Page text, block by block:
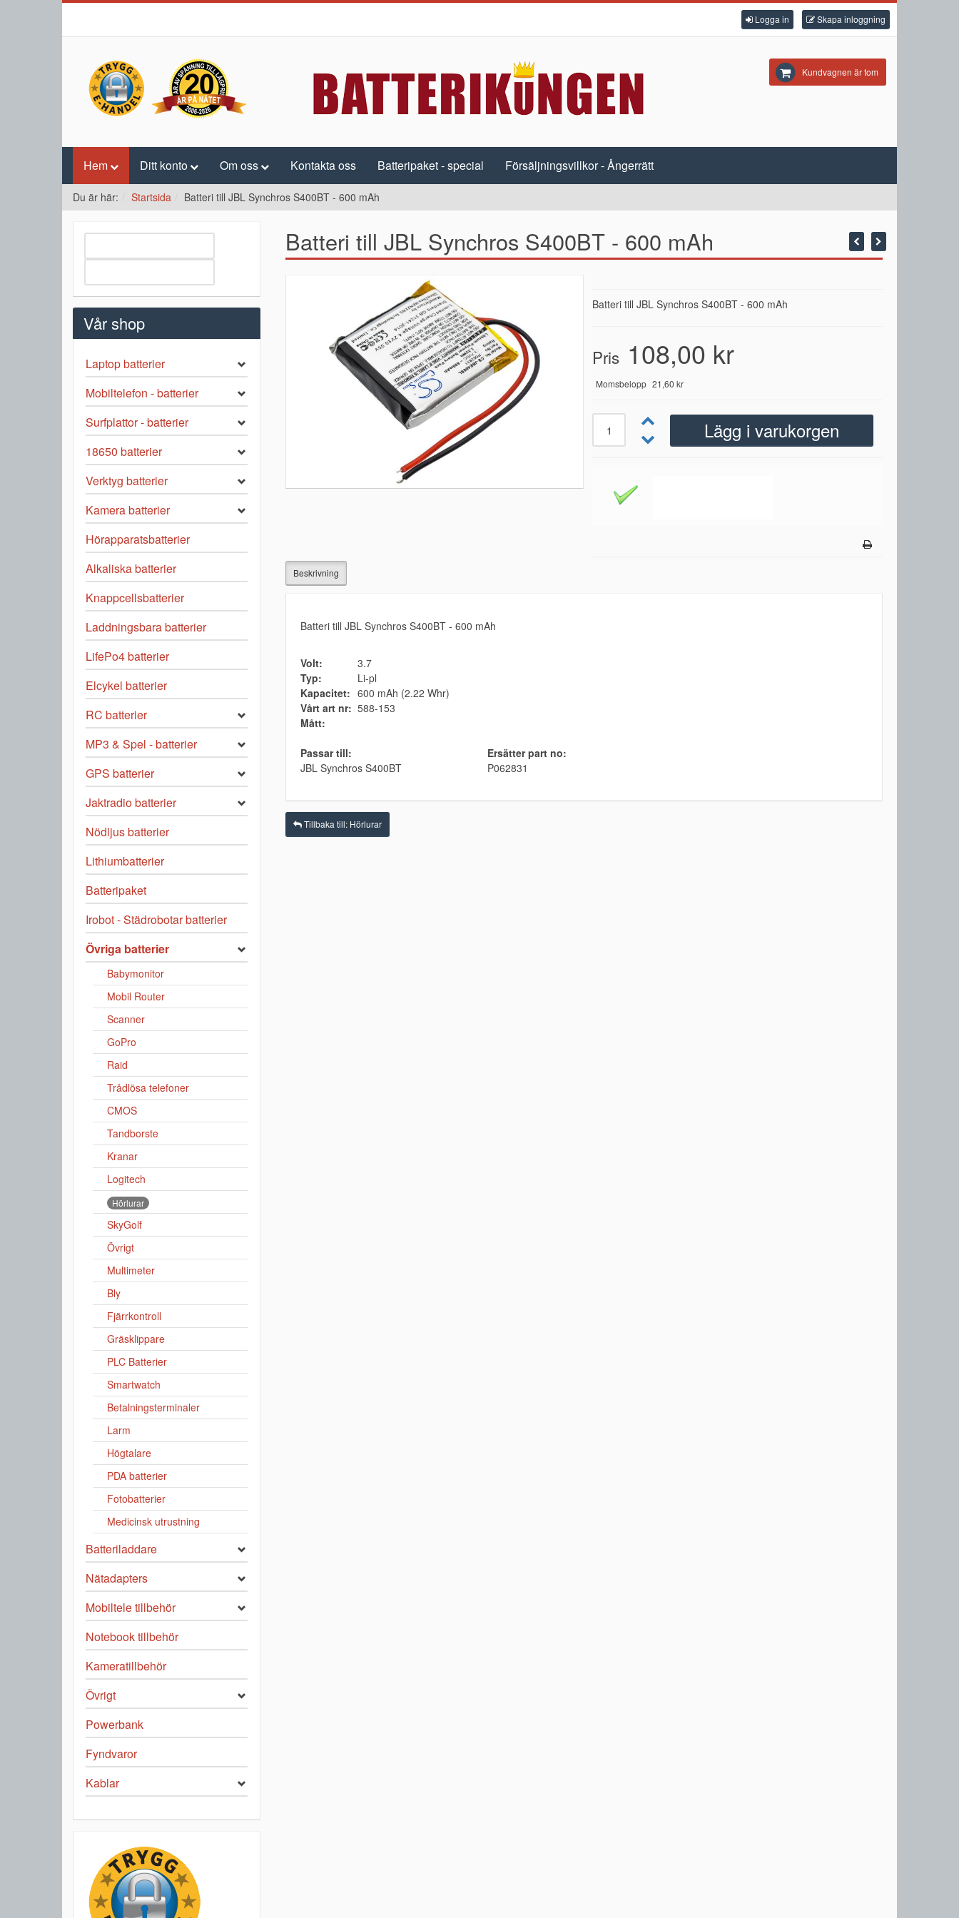
Logga in Skapa inloggning
Kundvagnen är tom
Hem Ditt konto Om oss Kontakta oss Batteripaket - special Försäljningsvillkor - Ångerrätt
Du är här: Startsida Batteri till JBL Synchros S400BT - 600 mAh
Batteri till JBL Synchros S400BT - 600 mAh
Batteri till JBL Synchros S400BT - 600 mAh
Pris 108,00 kr
Momsbelopp 21,60 kr
Beskrivning
Batteri till JBL Synchros S400BT - 600 mAh
Volt:
3.7
Typ:
Li-pl
Kapacitet: 600 mAh (2.22 Whr)
Vårt art nr: 588-153
Mått:
Passar till:
Ersätter part no:
JBL Synchros S400BT
P062831
Tillbaka till: Hörlurar
Vår shop
Laptop batterier
Mobiltelefon - batterier
Surfplattor - batterier
18650 batterier
Verktyg batterier
Kamera batterier
Hörapparatsbatterier
Alkaliska batterier
Knappcellsbatterier
Laddningsbara batterier
LifePo4 batterier
Elcykel batterier
RC batterier
MP3 & Spel - batterier
GPS batterier
Jaktradio batterier
Nödljus batterier
Lithiumbatterier
Batteripaket
Irobot - Städrobotar batterier
Övriga batterier
Babymonitor
Mobil Router
Scanner
GoPro
Raid
Trådlösa telefoner
CMOS
Tandborste
Kranar
Logitech
Hörlurar
SkyGolf
Övrigt
Multimeter
Bly
Fjärrkontroll
Gräsklippare
PLC Batterier
Smartwatch
Betalningsterminaler
Larm
Högtalare
PDA batterier
Fotobatterier
Medicinsk utrustning
Batteriladdare
Nätadapters
Mobiltele tillbehör
Notebook tillbehör
Kameratillbehör
Övrigt
Powerbank
Fyndvaror
Kablar